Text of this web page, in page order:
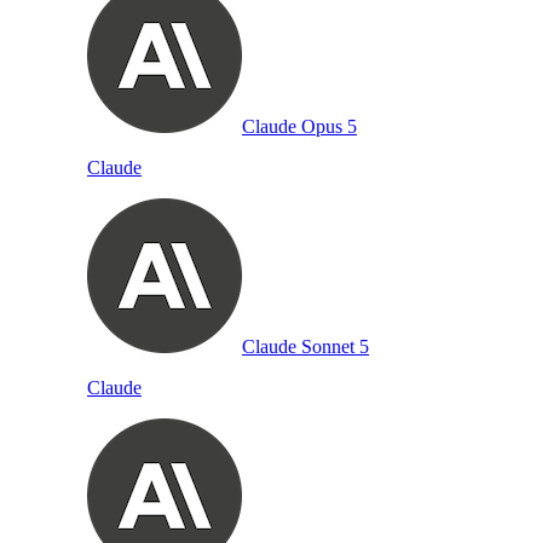
Claude Opus 5
Claude
Claude Sonnet 5
Claude